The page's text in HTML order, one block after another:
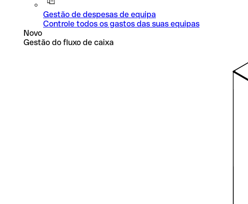
Gestão de despesas de equipa
Controle todos os gastos das suas equipas
Novo
Gestão do fluxo de caixa